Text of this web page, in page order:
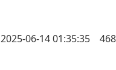
2025-06-14 01:35:35